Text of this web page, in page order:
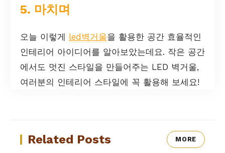
5. 마치며
오늘 이렇게 led벽거울을 활용한 공간 효율적인
인테리어 아이디어를 알아보았는데요. 작은 공간
에서도 멋진 스타일을 만들어주는 LED 벽거울,
여러분의 인테리어 스타일에 꼭 활용해 보세요!
Related Posts MORE